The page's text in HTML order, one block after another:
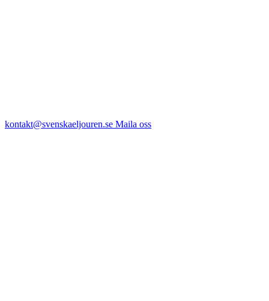
kontakt@svenskaeljouren.se Maila oss